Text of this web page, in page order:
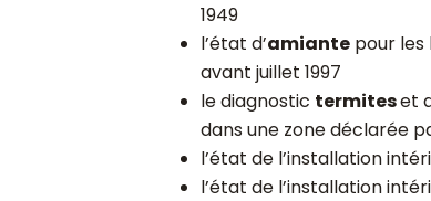
1949
l’état d’amiante pour
avant juillet 1997
le diagnostic termiteset
dans une zone déclarée
l’état de l’installation
l’état de l’installation